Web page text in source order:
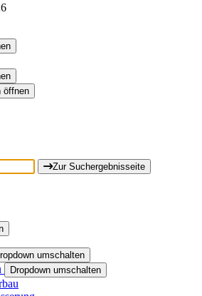
öffnen
Zur Suchergebnisseite
umschalten
Dropdown umschalten